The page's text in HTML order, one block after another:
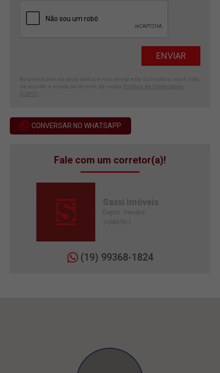
Ao preencher os seus dados e nos enviar este formulário, você está
de acordo e aceita os termos da nossa
Política de Privacidade
(LGPD)
CONVERSAR NO WHATSAPP
Fale com um corretor(a)!
Sassi Imóveis
Depto. Vendas
J-04970/1
(19) 99368-1824